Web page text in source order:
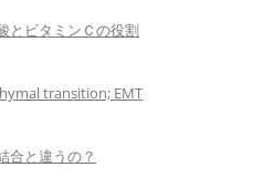
とビタミンＣの役割
transition; EMT
合と違うの？